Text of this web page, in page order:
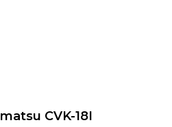
CVK-18I